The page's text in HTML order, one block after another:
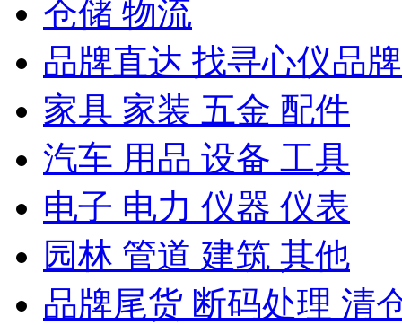
仓储 物流
品牌直达 找寻心仪品牌
家具 家装 五金 配件
汽车 用品 设备 工具
电子 电力 仪器 仪表
园林 管道 建筑 其他
品牌尾货 断码处理 清